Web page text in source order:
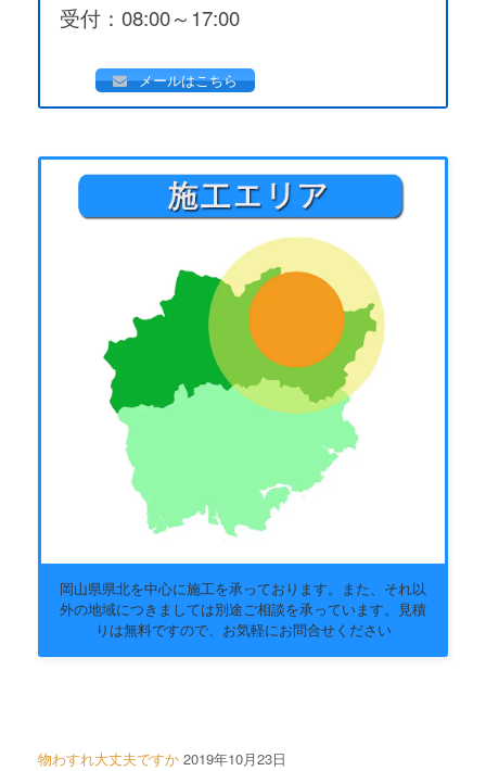
受付：08:00～17:00
メールはこちら
岡山県県北を中心に施工を承っております。また、それ以
外の地域につきましては別途ご相談を承っています。見積
りは無料ですので、お気軽にお問合せください
物わすれ大丈夫ですか 2019年10月23日